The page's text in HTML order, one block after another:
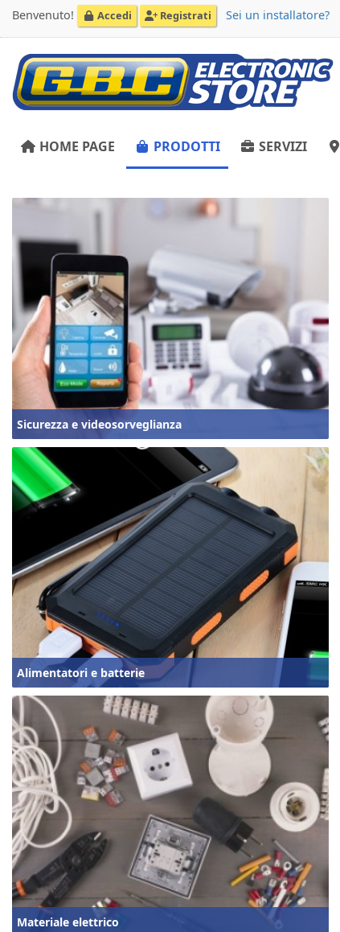
Benvenuto! Accedi Registrati Sei un installatore?
HOME PAGE PRODOTTI SERVIZI
Sicurezza e videosorveglianza
Alimentatori e batterie
Materiale elettrico